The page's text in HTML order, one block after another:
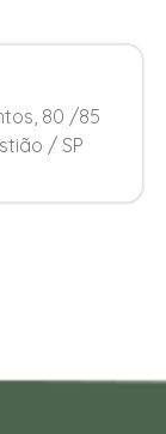
80 /85
/ SP